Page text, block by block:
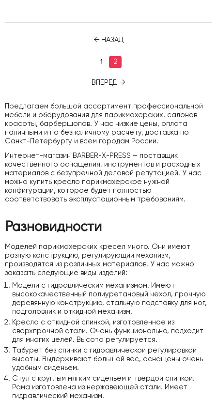
НАЗАД
1 2
ВПЕРЕД
Предлагаем большой ассортимент профессиональной
мебели и оборудования для парикмахерских, салонов
красоты, барбершопов. У нас низкие цены, оплата
наличными и по безналичному расчету, доставка по
Санкт-Петербургу и всем городам России.
Интернет-магазин BARBER-X-PRESS – поставщик
качественного оснащения, инструментов и расходных
материалов с безупречной деловой репутацией. У нас
можно купить кресло парикмахерское нужной
конфигурации, которое будет полностью
соответствовать эксплуатационным требованиям.
Разновидности
Моделей парикмахерских кресел много. Они имеют
разную конструкцию, регулирующий механизм,
производятся из различных материалов. У нас можно
заказать следующие виды изделий:
Модели с гидравлическим механизмом. Имеют
высококачественный полиуретановый чехол, прочную
деревянную конструкцию, стальную подставку для ног,
подголовник и откидной механизм.
Кресло с откидной спинкой, изготовленное из
сверхпрочной стали. Очень функционально, подходит
для многих целей. Высота регулируется.
Табурет без спинки с гидравлической регулировкой
высоты. Выдерживают большой вес, оснащены очень
удобным сиденьем.
Стул с круглым мягким сиденьем и твердой спинкой.
Рама изготовлена из нержавеющей стали. Имеет
гидравлический механизм.